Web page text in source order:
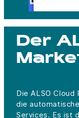
site
content
Der
Die ALSO
die
Services. Es ist